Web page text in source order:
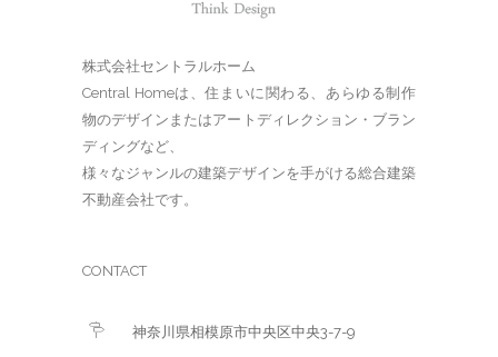
株式会社セントラルホーム
Central Homeは、住まいに関わる、あらゆる制作
物のデザインまたはアートディレクション・ブラン
ディングなど、
様々なジャンルの建築デザインを手がける総合建築
不動産会社です。
CONTACT
神奈川県相模原市中央区中央3-7-9